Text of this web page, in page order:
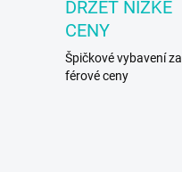
DRŽET NÍZKÉ
CENY
Špičkové vybavení za
férové ceny